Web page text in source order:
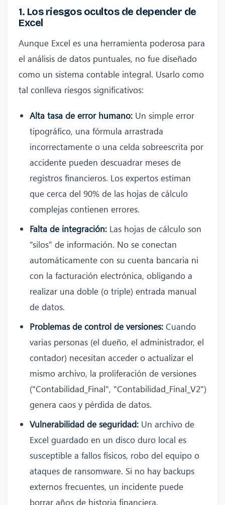
1. Los riesgos ocultos de depender de
Excel
Aunque Excel es una herramienta poderosa para
el análisis de datos puntuales, no fue diseñado
como un sistema contable integral. Usarlo como
tal conlleva riesgos significativos:
Alta tasa de error humano: Un simple error
tipográfico, una fórmula arrastrada
incorrectamente o una celda sobreescrita por
accidente pueden descuadrar meses de
registros financieros. Los expertos estiman
que cerca del 90% de las hojas de cálculo
complejas contienen errores.
Falta de integración: Las hojas de cálculo son
"silos" de información. No se conectan
automáticamente con su cuenta bancaria ni
con la facturación electrónica, obligando a
realizar una doble (o triple) entrada manual
de datos.
Problemas de control de versiones: Cuando
varias personas (el dueño, el administrador, el
contador) necesitan acceder o actualizar el
mismo archivo, la proliferación de versiones
("Contabilidad_Final", "Contabilidad_Final_V2")
genera caos y pérdida de datos.
Vulnerabilidad de seguridad: Un archivo de
Excel guardado en un disco duro local es
susceptible a fallos físicos, robo del equipo o
ataques de ransomware. Si no hay backups
externos frecuentes, un incidente puede
borrar años de historia financiera.